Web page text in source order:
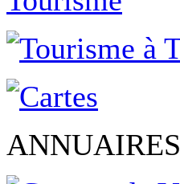
ANNUAIRES